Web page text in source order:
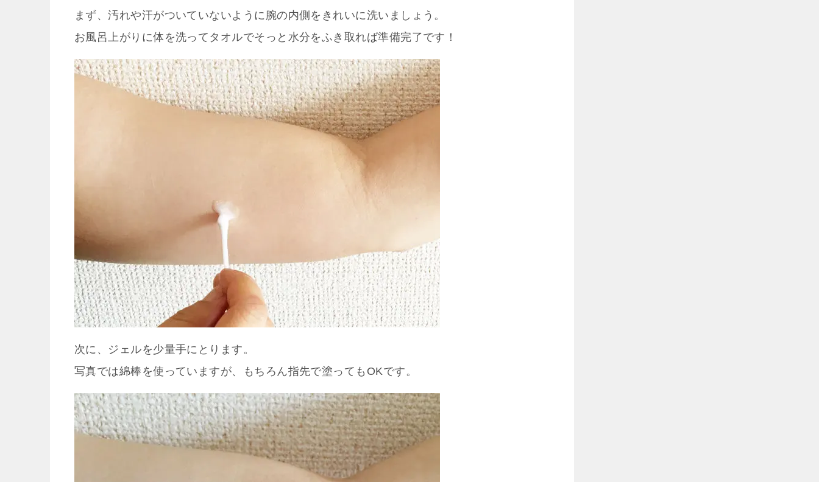
まず、汚れや汗がついていないように腕の内側をきれいに洗いましょう。
お風呂上がりに体を洗ってタオルでそっと水分をふき取れば準備完了です！
次に、ジェルを少量手にとります。
写真では綿棒を使っていますが、もちろん指先で塗ってもOKです。